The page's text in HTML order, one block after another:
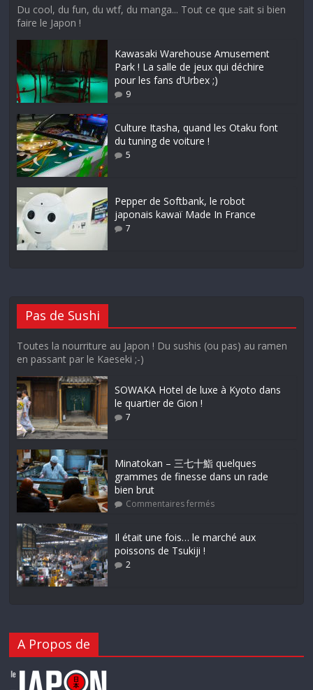
Du cool, du fun, du wtf, du manga... Tout ce que sait si bien
faire le Japon !
Kawasaki Warehouse Amusement
Park ! La salle de jeux qui déchire
pour les fans d’Urbex ;)
9
Culture Itasha, quand les Otaku font
du tuning de voiture !
5
Pepper de Softbank, le robot
japonais kawaï Made In France
7
Pas de Sushi
Toutes la nourriture au Japon ! Du sushis (ou pas) au ramen
en passant par le Kaeseki ;-)
SOWAKA Hotel de luxe à Kyoto dans
le quartier de Gion !
7
Minatokan – 三七十鮨 quelques
grammes de finesse dans un rade
bien brut
Commentaires fermés
Il était une fois… le marché aux
poissons de Tsukiji !
2
A Propos de